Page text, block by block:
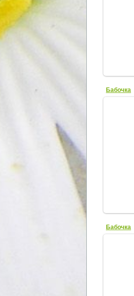
Бабочка
Бабочка